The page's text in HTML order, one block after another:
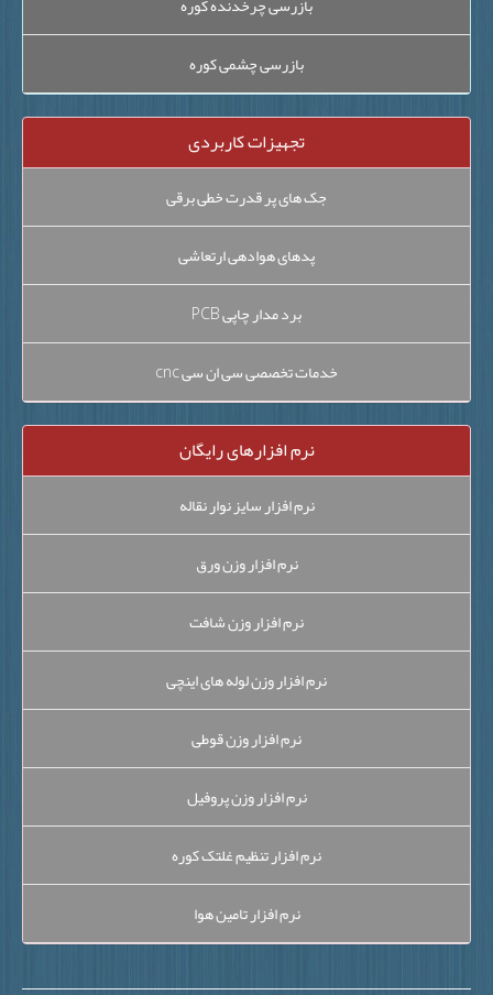
بازرسی چشمی کوره
تجهیزات کاربردی
جک های پر قدرت خطی برقی
پدهای هوادهی ارتعاشی
برد مدار چاپی PCB
خدمات تخصصی سی ان سی cnc
نرم افزارهای رایگان
نرم افزار سایز نوار نقاله
نرم افزار وزن ورق
نرم افزار وزن شافت
نرم افزار وزن لوله های اینچی
نرم افزار وزن قوطی
نرم افزار وزن پروفیل
نرم افزار تنظیم غلتک کوره
نرم افزار تامین هوا